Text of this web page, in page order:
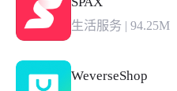
生活服务 | 94.25M
WeverseShop